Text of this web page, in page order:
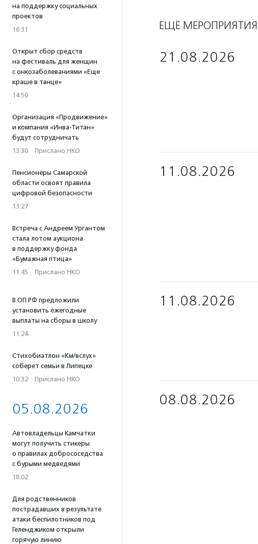
на поддержку социальных
проектов
16:31
Открыт сбор средств
на фестиваль для женщин
с онкозаболеваниями «Еще
краше в танце»
14:50
Организация «Продвижение»
и компания «Инва-Титан»
будут сотрудничать
13:30 · Прислано НКО
Пенсионеры Самарской
области освоят правила
цифровой безопасности
13:27
Встреча с Андреем Ургантом
стала лотом аукциона
в поддержку фонда
«Бумажная птица»
11:45 · Прислано НКО
В ОП РФ предложили
установить ежегодные
выплаты на сборы в школу
11:24
Стихобиатлон «Км/вслух»
соберет семьи в Липецке
10:32 · Прислано НКО
05.08.2026
Автовладельцы Камчатки
могут получить стикеры
о правилах добрососедства
с бурыми медведями
18:02
Для родственников
пострадавших в результате
атаки беспилотников под
Геленджиком открыли
горячую линию
ЕЩЁ МЕРОПРИЯТИЯ
21.08.2026
11.08.2026
11.08.2026
08.08.2026